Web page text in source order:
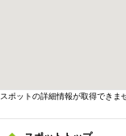
スポットの詳細情報が取得できま